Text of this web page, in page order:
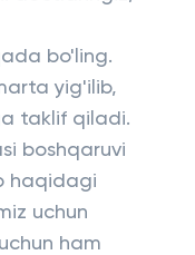
bo'ling.
yig'ilib,
taklif qiladi.
boshqaruvi
haqidagi
uchun
ham